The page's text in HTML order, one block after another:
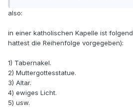
also:
in einer katholischen Kapelle ist
hattest die Reihenfolge vorgegeben):
1) Tabernakel.
2) Muttergottesstatue.
3) Altar.
4) ewiges Licht.
5) usw.